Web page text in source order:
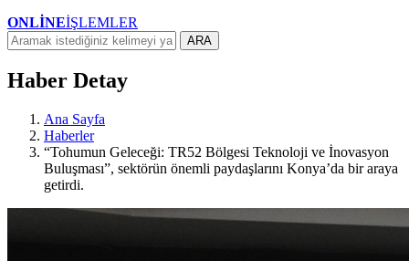
ONLİNEİŞLEMLER
ARA
Haber Detay
Ana Sayfa
Haberler
“Tohumun Geleceği: TR52 Bölgesi Teknoloji ve İnovasyon
Buluşması”, sektörün önemli paydaşlarını Konya’da bir araya
getirdi.